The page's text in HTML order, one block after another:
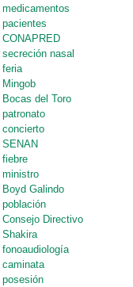
medicamentos
pacientes
CONAPRED
secreción nasal
feria
Mingob
Bocas del Toro
patronato
concierto
SENAN
fiebre
ministro
Boyd Galindo
población
Consejo Directivo
Shakira
fonoaudiología
caminata
posesión